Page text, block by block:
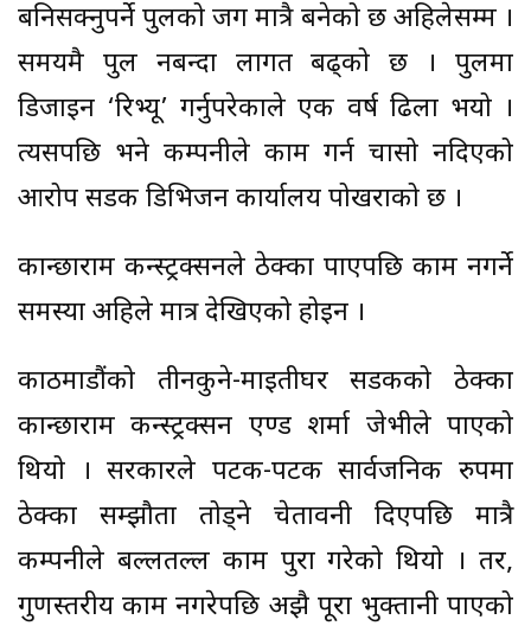
बनिसक्नुपर्ने पुलको जग मात्रै बनेको छ अहिलेसम्म ।
समयमै पुल नबन्दा लागत बढ्को छ । पुलमा
डिजाइन ‘रिभ्यू’ गर्नुपरेकाले एक वर्ष ढिला भयो ।
त्यसपछि भने कम्पनीले काम गर्न चासो नदिएको
आरोप सडक डिभिजन कार्यालय पोखराको छ ।
कान्छाराम कन्स्ट्रक्सनले ठेक्का पाएपछि काम नगर्ने
समस्या अहिले मात्र देखिएको होइन ।
काठमाडौंको तीनकुने-माइतीघर सडकको ठेक्का
कान्छाराम कन्स्ट्रक्सन एण्ड शर्मा जेभीले पाएको
थियो । सरकारले पटक-पटक सार्वजनिक रुपमा
ठेक्का सम्झौता तोड्ने चेतावनी दिएपछि मात्रै
कम्पनीले बल्लतल्ल काम पुरा गरेको थियो । तर,
गुणस्तरीय काम नगरेपछि अझै पूरा भुक्तानी पाएको